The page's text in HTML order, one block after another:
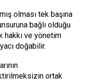
olması tek başına
bağlı olduğu
hakkı ve yönetim
doğabilir.
ortak